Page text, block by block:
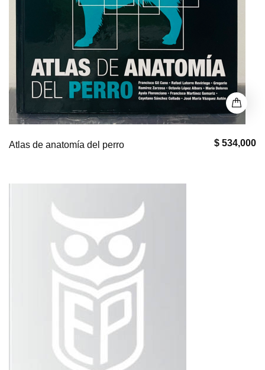
$ 534,000
Atlas de anatomía del perro